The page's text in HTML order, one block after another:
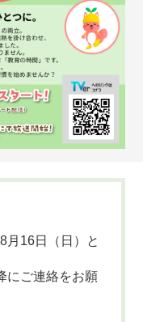
月16日（日）と
にご連絡をお願